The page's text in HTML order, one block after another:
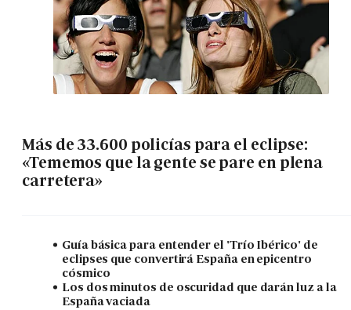
Más de 33.600 policías para el eclipse:
«Tememos que la gente se pare en plena
carretera»
Guía básica para entender el 'Trío Ibérico' de
eclipses que convertirá España en epicentro
cósmico
Los dos minutos de oscuridad que darán luz a la
España vaciada